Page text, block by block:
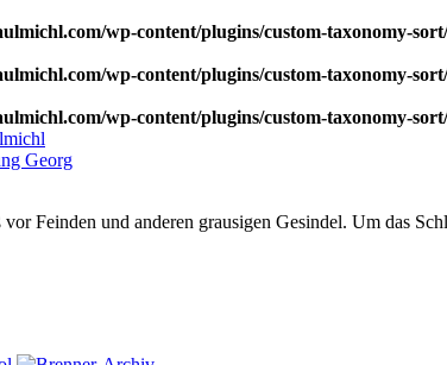
wp-content/plugins/custom-taxonomy-
wp-content/plugins/custom-taxonomy-
wp-content/plugins/custom-taxonomy-
Georg
Feinden und anderen grausigen Gesindel. Um das